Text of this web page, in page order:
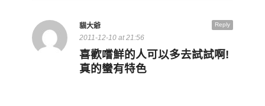
Reply
貓大爺
2011-12-10 at 21:56
喜歡嚐鮮的人可以多去試試啊!
真的蠻有特色